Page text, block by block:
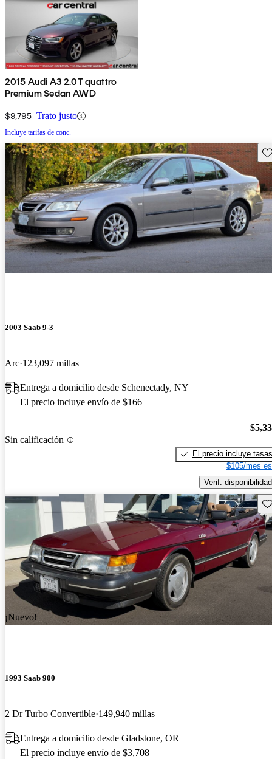
2015 Audi A3 2.0T quattro
Premium Sedan AWD
$9,795 Trato justo
Incluye tarifas de conc.
2003 Saab 9-3
Arc 123,097 millas
Entrega a domicilio desde Schenectady, NY
El precio incluye envío de $166
Sin calificación
El precio incluye tasas
$105/mes
Verif. disponibilidad
¡Nuevo!
1993 Saab 900
2 Dr Turbo Convertible 149,940 millas
Entrega a domicilio desde Gladstone, OR
El precio incluye envío de $3,708